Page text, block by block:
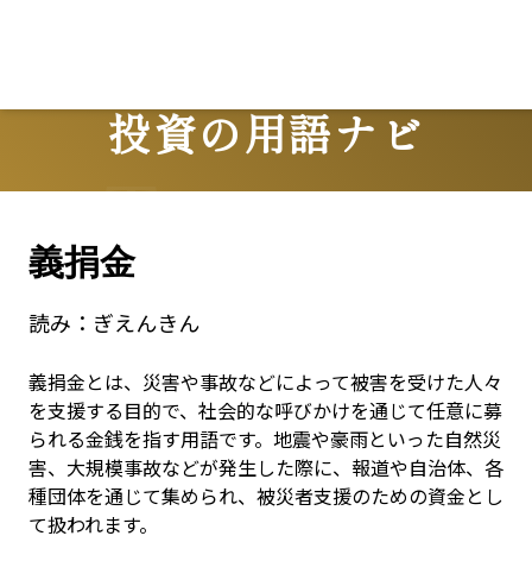
投資の用語ナビ
Terms
義捐金
読み： ぎえんきん
義捐金とは、災害や事故などによって被害を受けた人々
を支援する目的で、社会的な呼びかけを通じて任意に募
られる金銭を指す用語です。地震や豪雨といった自然災
害、大規模事故などが発生した際に、報道や自治体、各
種団体を通じて集められ、被災者支援のための資金とし
て扱われます。